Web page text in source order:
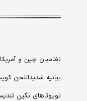
نظامیان چین و
بیانیه شدیداللحن
تویوتاهای نگین